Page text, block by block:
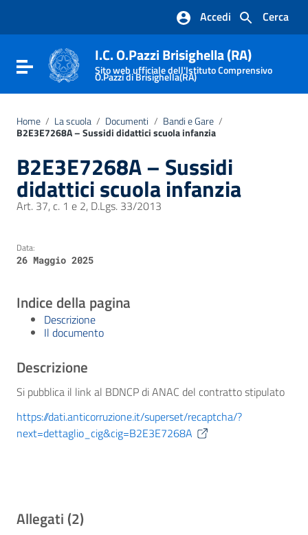
Vai al footer
Cerca
Accedi
Attiva / disattiva la navigazione
I.C. O.Pazzi Brisighella (RA)
Sito web ufficiale dell'Istituto Comprensivo
O.Pazzi di Brisighella(RA)
Home / La scuola / Documenti / Bandi e Gare /
B2E3E7268A – Sussidi didattici scuola infanzia
B2E3E7268A – Sussidi
didattici scuola infanzia
Art. 37, c. 1 e 2, D.Lgs. 33/2013
Data:
26 Maggio 2025
Indice della pagina
Descrizione
Il documento
Descrizione
Si pubblica il link al BDNCP di ANAC del contratto stipulato
https://dati.anticorruzione.it/superset/recaptcha/?
next=dettaglio_cig&cig=B2E3E7268A
Allegati (2)